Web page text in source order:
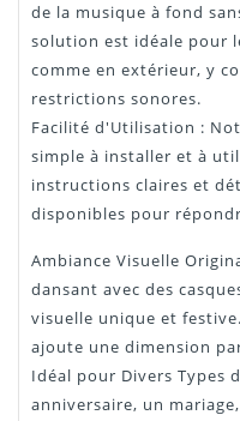
de la musique à fond
solution est idéale pour
comme en extérieur, y
restrictions sonores.
Facilité d'Utilisation :
simple à installer et à
instructions claires et
disponibles pour
Ambiance Visuelle
dansant avec des
visuelle unique et
ajoute une dimension
Idéal pour Divers Types
anniversaire, un